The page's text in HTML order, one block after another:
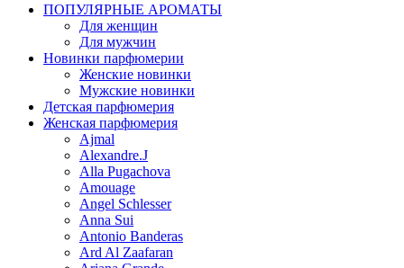
ПОПУЛЯРНЫЕ АРОМАТЫ
Для женщин
Для мужчин
Новинки парфюмерии
Женские новинки
Мужские новинки
Детская парфюмерия
Женская парфюмерия
Ajmal
Alexandre.J
Alla Pugachova
Amouage
Angel Schlesser
Anna Sui
Antonio Banderas
Ard Al Zaafaran